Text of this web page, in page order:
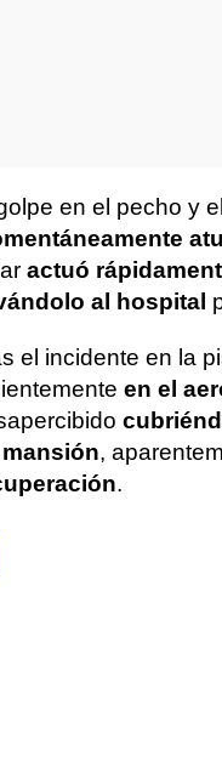
en el pecho y
actuó
al hospital
el incidente en la
en el
,
.